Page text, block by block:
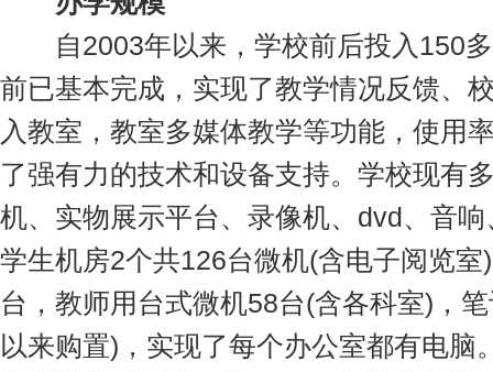
自2003年以来，学校前后投入150多
前已基本完成，实现了教学情况反馈、
入教室，教室多媒体教学等功能，使用
了强有力的技术和设备支持。学校现有
机、实物展示平台、录像机、dvd、音
学生机房2个共126台微机(含电子阅览
台，教师用台式微机58台(含各科室)，
以来购置)，实现了每个办公室都有电脑